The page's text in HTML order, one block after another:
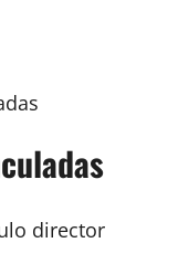
director